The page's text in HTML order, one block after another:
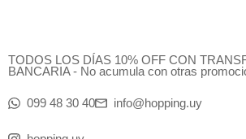
TODOS LOS DÍAS 10% OFF CON
BANCARIA - No acumula con otras
099 48 30 40 info@hopping.uy